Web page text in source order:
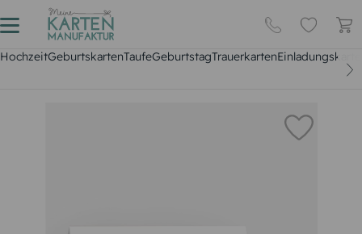
HochzeitGeburtskartenTaufeGeburtstagTrauerkarten